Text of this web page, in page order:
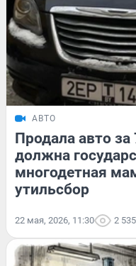
АВТО
Продала авто
должна
многодетная
утильсбор
22 мая, 2026, 11:30 2 535